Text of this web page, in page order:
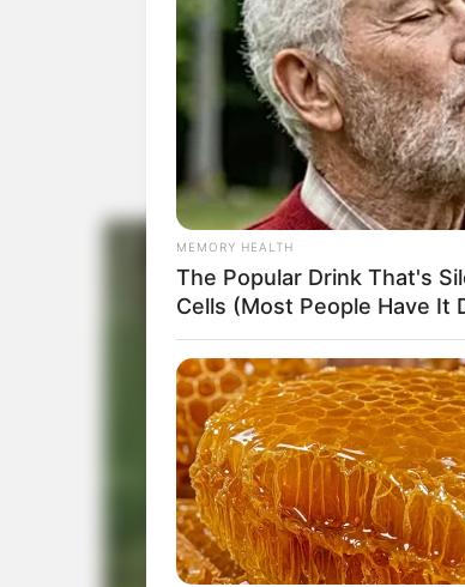
MEMORY HEALTH
The Popular Drink That's
Cells (Most People Have It